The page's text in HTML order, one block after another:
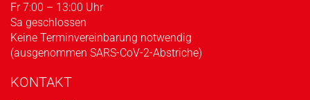
Fr 7:00 – 13:00 Uhr
Sa geschlossen
Keine Terminvereinbarung notwendig
(ausgenommen SARS-CoV-2-Abstriche)
KONTAKT